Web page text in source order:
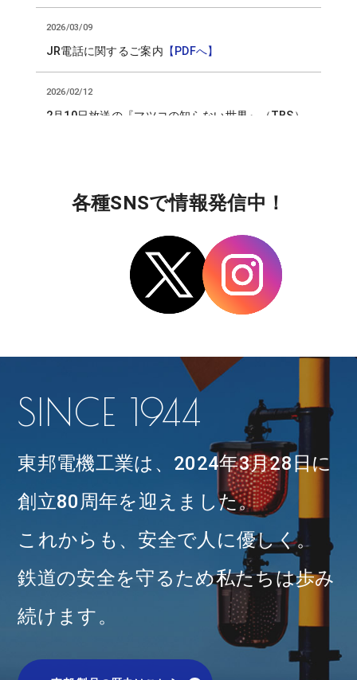
2026/03/09
JR電話に関するご案内 【PDFへ】
2026/02/12
2月10日放送の『マツコの知らない世界』（TBS）
2025/12/21
年末・年始休業期間：12 月 27日(土)PM ～ 1 月 4
起システム」の一般車両による実証実験に関する共
同リリースを掲載いたします。
【PDFへ】
2025/11/13
「第9回 鉄道技術展2025」出展のお知らせ。【PDF
へ】
2025/09/09
役員改選のお知らせ 【特設ページへ】
2025/08/01
2025年度の夏季休業をお知らせします。
夏季休業期間：8月10日(日)～8月17日(日)
工場見学に関するご案内 【PDFへ】
各種SNSで情報発信中！
SINCE 1944
東邦電機工業は、2024年3月28日に
創立80周年を迎えました。
これからも、安全で人に優しく。
鉄道の安全を守るため私たちは歩み
続けます。